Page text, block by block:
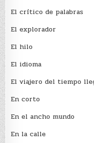
El crí­tico de palabras
El explorador
El hilo
El idioma
El viajero del tiempo
En corto
En el ancho mundo
En la calle